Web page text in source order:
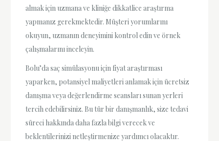
almak için uzmana ve kliniğe dikkatlice araştırma
yapmanız gerekmektedir. Müşteri yorumlarını
okuyun, uzmanın deneyimini kontrol edin ve örnek
çalışmalarını inceleyin.
Bolu’da saç simülasyonu için fiyat araştırması
yaparken, potansiyel maliyetleri anlamak için ücretsiz
danışma veya değerlendirme seansları sunan yerleri
tercih edebilirsiniz. Bu tür bir danışmanlık, size tedavi
süreci hakkında daha fazla bilgi verecek ve
beklentilerinizi netleştirmenize yardımcı olacaktır.